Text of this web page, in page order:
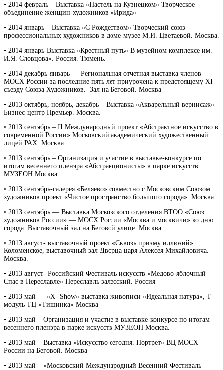
• 2014 февраль – Выставка «Пастель на Кузнецком» Творческое
объединение женщин-художников «Ирида»
• 2014 январь – Выставка «С Рождеством» Творческий союз
профессиональных художников в доме-музее М.И. Цветаевой. Москва.
• 2014 январь-Выставка «Крестный путь» В музейном комплексе им.
И.Я. Словцова». Россия. Тюмень.
• 2014 декабрь-январь — Региональная отчетная выставка членов
МОСХ России за последние пять лет приурочена к предстоящему XI
съезду Союза Художников. Зал на Беговой. Москва
• 2013 октябрь, ноябрь, декабрь – Выставка «Акварельный вернисаж»
Бизнес-центр Премьер. Москва.
• 2013 сентябрь – II Международный проект «Абстрактное искусство в
современной России» Московский академический художественный
лицей РАХ. Москва.
• 2013 сентябрь – Организация и участие в выставке-конкурсе по
итогам весеннего пленэра «Абстракционисты» в парке искусств
МУЗЕОН Москва.
• 2013 сентябрь-галерея «Беляево» совместно с Московским Союзом
художников проект «Чистое пространство большого города». Москва.
• 2013 сентябрь — Выставка Московского отделения ВТОО «Союз
художников России» — МОСХ России «Москва и москвичи» ко дню
города. Выставочный зал на Беговой улице. Москва.
• 2013 август- выставочный проект «Сквозь призму иллюзий»
Коломенское, выставочный зал Дворца царя Алексея Михайловича.
Москва.
• 2013 август- Российский Фестиваль искусств «Медово-яблочный
Спас в Переславле» Переславль залесский. Россия
• 2013 май — «Х- Show» выставка живописи «Идеальная натура», Т-
модуль ТЦ «Тишинка» Москва
• 2013 май – Организация и участие в выставке-конкурсе по итогам
весеннего пленэра в парке искусств МУЗЕОН Москва.
• 2013 май – Выставка «Искусство сегодня. Портрет» ВЦ МОСХ
России на Беговой. Москва
• 2013 май – «Московский Международный Весенний Фестиваль